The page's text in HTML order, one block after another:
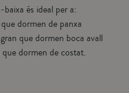
és ideal per a:
dormen de panxa
que dormen boca avall
dormen de costat.